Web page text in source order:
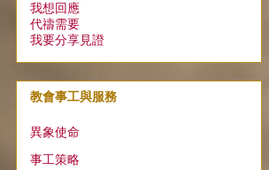
我想回應
代禱需要
我要分享見證
教會事工與服務
異象使命
事工策略